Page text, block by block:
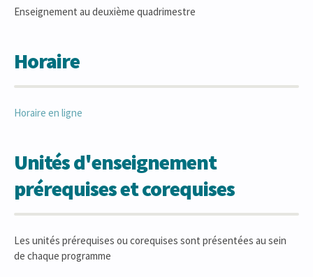
Enseignement au deuxième quadrimestre
Horaire
Horaire en ligne
Unités d'enseignement
prérequises et corequises
Les unités prérequises ou corequises sont présentées au sein
de chaque programme